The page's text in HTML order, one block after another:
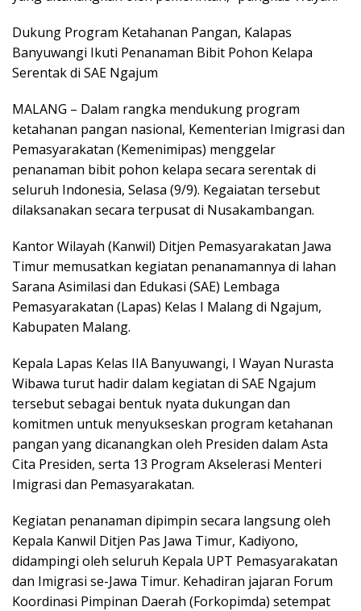
Dukung Program Ketahanan Pangan, Kalapas
Banyuwangi Ikuti Penanaman Bibit Pohon Kelapa
Serentak di SAE Ngajum
MALANG – Dalam rangka mendukung program
ketahanan pangan nasional, Kementerian Imigrasi dan
Pemasyarakatan (Kemenimipas) menggelar
penanaman bibit pohon kelapa secara serentak di
seluruh Indonesia, Selasa (9/9). Kegaiatan tersebut
dilaksanakan secara terpusat di Nusakambangan.
Kantor Wilayah (Kanwil) Ditjen Pemasyarakatan Jawa
Timur memusatkan kegiatan penanamannya di lahan
Sarana Asimilasi dan Edukasi (SAE) Lembaga
Pemasyarakatan (Lapas) Kelas I Malang di Ngajum,
Kabupaten Malang.
Kepala Lapas Kelas IIA Banyuwangi, I Wayan Nurasta
Wibawa turut hadir dalam kegiatan di SAE Ngajum
tersebut sebagai bentuk nyata dukungan dan
komitmen untuk menyukseskan program ketahanan
pangan yang dicanangkan oleh Presiden dalam Asta
Cita Presiden, serta 13 Program Akselerasi Menteri
Imigrasi dan Pemasyarakatan.
Kegiatan penanaman dipimpin secara langsung oleh
Kepala Kanwil Ditjen Pas Jawa Timur, Kadiyono,
didampingi oleh seluruh Kepala UPT Pemasyarakatan
dan Imigrasi se-Jawa Timur. Kehadiran jajaran Forum
Koordinasi Pimpinan Daerah (Forkopimda) setempat